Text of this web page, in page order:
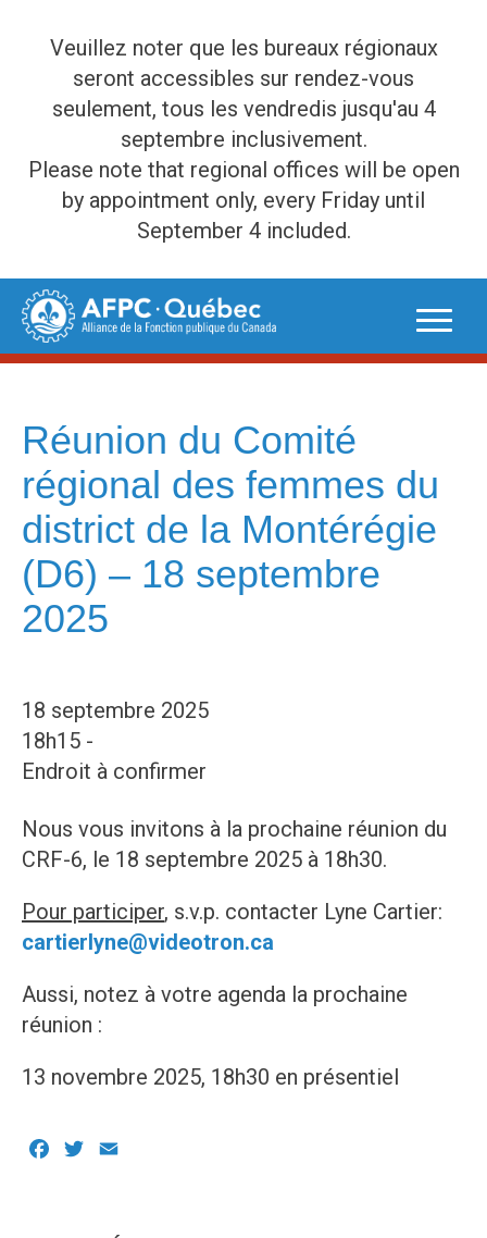
Veuillez noter que les bureaux régionaux
seront accessibles sur rendez-vous
seulement, tous les vendredis jusqu'au 4
septembre inclusivement.
Please note that regional offices will be open
by appointment only, every Friday until
September 4 included.
Skip
content
Réunion du Comité
régional des femmes du
district de la Montérégie
(D6) – 18 septembre
2025
18 septembre 2025
18h15 -
Endroit à confirmer
Nous vous invitons à la prochaine réunion du
CRF-6, le 18 septembre 2025 à 18h30.
Pour participer, s.v.p. contacter Lyne Cartier:
cartierlyne@videotron.ca
Aussi, notez à votre agenda la prochaine
réunion :
13 novembre 2025, 18h30 en présentiel
Facebook
Twitter